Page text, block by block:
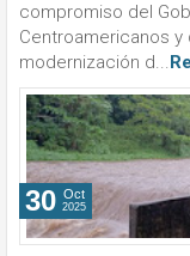
compromiso del
Centroamericanos y
modernización d...
30 Oct
2025